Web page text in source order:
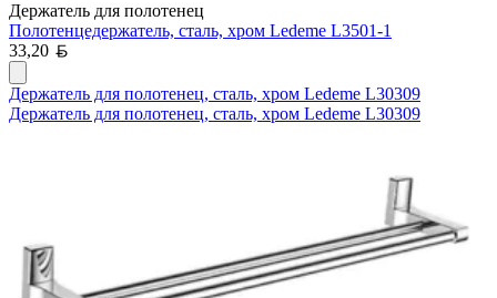
Держатель для полотенец
Полотенцедержатель, сталь, хром Ledeme L3501-1
33,20
Держатель для полотенец, сталь, хром Ledeme L30309
Держатель для полотенец, сталь, хром Ledeme L30309